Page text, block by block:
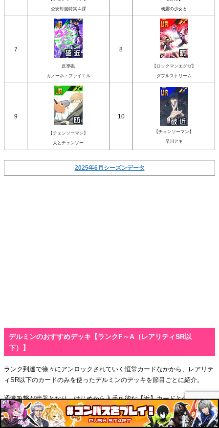
公安対魔特異４課
朝露の少女と
7
反導砲
カノーネ・ファイエル
8
【ロックマンエグゼ】
ダブルストリーム
9
【チェンソーマン】
犬とチェンソー
10
【チェンソーマン】
早川アキ
2025年6月シーズンデータ
デルミンのおすすめデッキ【ランクF～A（レアリティSR以
下）】
ランク到達で徐々にアンロックされていく恒常カードなかから、レアリテ
ィSR以下のカードのみを使ったデルミンのデッキを節目ごとに紹介。
通常攻撃が武器となり、はじめから入手可能な【近】カードとの相性もい
いデルミンは、比較的に序盤から使いやすいヒーローだ。